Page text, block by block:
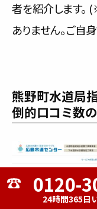
24時間365日
者を紹介します
ありません。ご自
熊野町水道局
倒的口コミ数